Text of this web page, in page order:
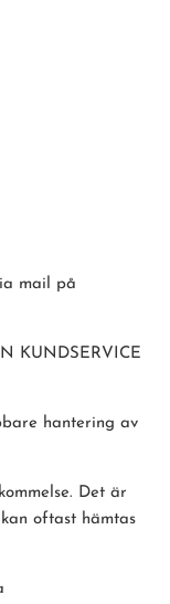
mail på
KUNDSERVICE
hantering av
Det är
oftast hämtas